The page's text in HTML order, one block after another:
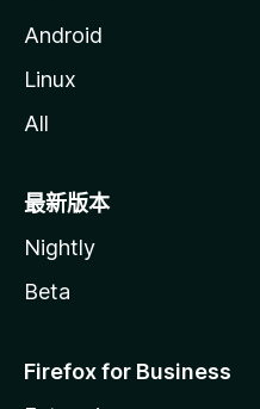
Android
Linux
All
最新版本
Nightly
Beta
Firefox for Business